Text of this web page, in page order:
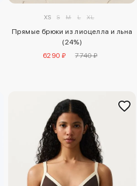
XS S M L XL
Прямые брюки из лиоцелла и льна
(24%)
6290 ₽
7740 ₽